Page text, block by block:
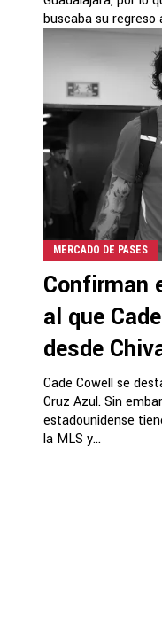
buscaba su regreso
MERCADO DE PASES
Confirman
al que
desde
Cade Cowell se
Cruz Azul. Sin
estadounidense
la MLS y...